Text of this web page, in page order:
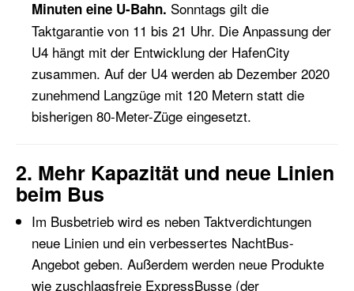
Minuten eine U-Bahn. Sonntags gilt die
Taktgarantie von 11 bis 21 Uhr. Die Anpassung der
U4 hängt mit der Entwicklung der HafenCity
zusammen. Auf der U4 werden ab Dezember 2020
zunehmend Langzüge mit 120 Metern statt die
bisherigen 80-Meter-Züge eingesetzt.
2. Mehr Kapazität und neue Linien
beim Bus
Im Busbetrieb wird es neben Taktverdichtungen
neue Linien und ein verbessertes NachtBus-
Angebot geben. Außerdem werden neue Produkte
wie zuschlagsfreie ExpressBusse (der